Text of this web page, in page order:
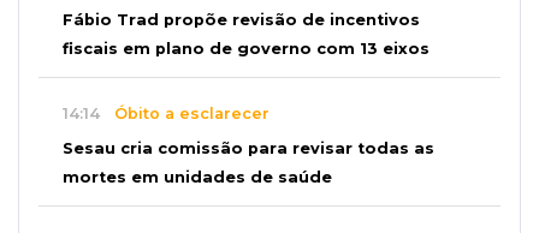
Fábio Trad propõe revisão de incentivos
fiscais em plano de governo com 13 eixos
14:14 Óbito a esclarecer
Sesau cria comissão para revisar todas as
mortes em unidades de saúde